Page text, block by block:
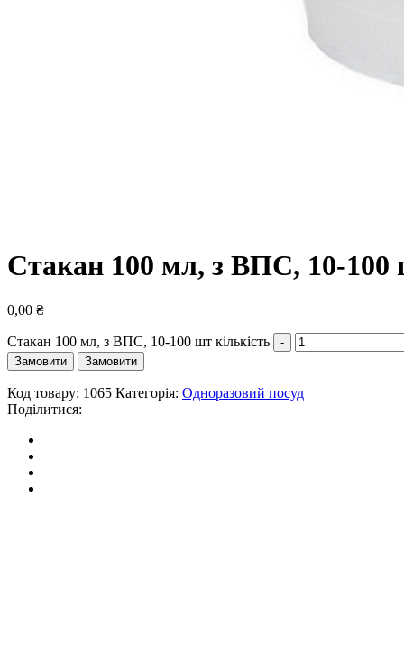
Стакан 100 мл, з ВПС, 10-100
0,00 ₴
Стакан 100 мл, з ВПС, 10-100 шт кількість
Замовити Замовити
Код товару: 1065 Категорія: Одноразовий посуд
Поділитися: